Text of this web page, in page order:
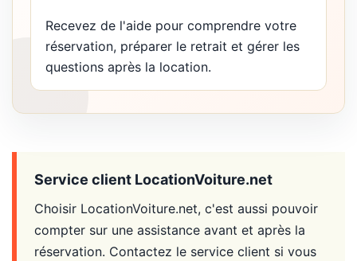
Recevez de l'aide pour comprendre votre
réservation, préparer le retrait et gérer les
questions après la location.
Service client LocationVoiture.net
Choisir LocationVoiture.net, c'est aussi pouvoir
compter sur une assistance avant et après la
réservation. Contactez le service client si vous